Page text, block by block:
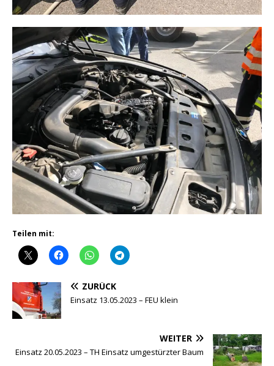
Teilen mit:
ZURÜCK
Einsatz 13.05.2023 – FEU klein
WEITER
Einsatz 20.05.2023 – TH Einsatz umgestürzter Baum